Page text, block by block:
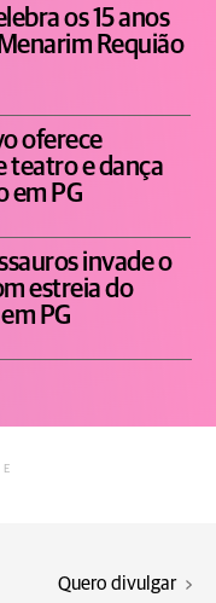
os 15 anos
Requião
oferece
teatro e dança
em PG
invade o
estreia do
PG
Quero divulgar